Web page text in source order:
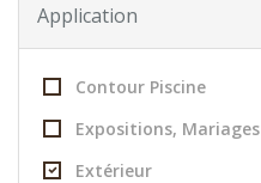
Application
Contour Piscine
Expositions, Mariages
Extérieur